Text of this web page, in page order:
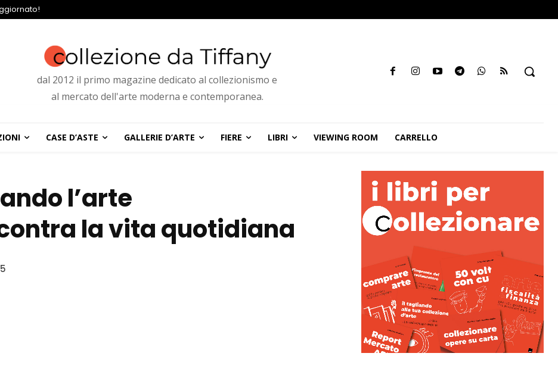
dal 2012 il primo magazine dedicato al collezionismo e
al mercato dell'arte moderna e contemporanea.
CASE D’ASTE GALLERIE D’ARTE FIERE LIBRI VIEWING ROOM CARRELLO
l’arte
la vita quotidiana